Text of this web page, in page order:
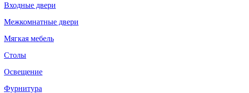
Входные двери
Межкомнатные двери
Мягкая мебель
Столы
Освещение
Фурнитура